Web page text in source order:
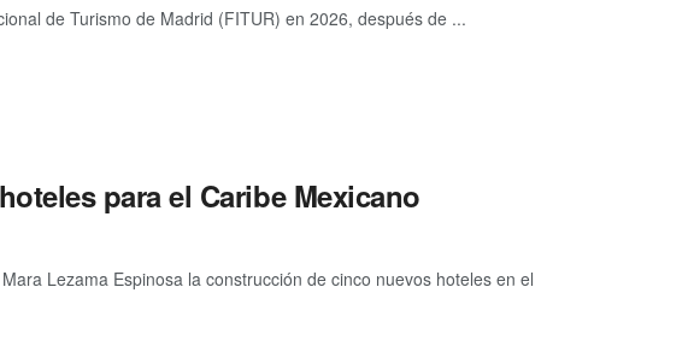
de Turismo de Madrid (FITUR) en 2026, después de ...
para el Caribe Mexicano
Lezama Espinosa la construcción de cinco nuevos hoteles en el